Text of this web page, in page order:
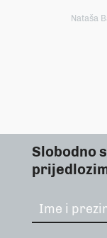
Nataša
Slobodno